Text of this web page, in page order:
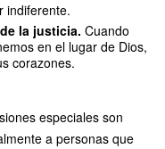
indiferente.
la justicia. Cuando
en el lugar de Dios,
corazones.
especiales son
a personas que